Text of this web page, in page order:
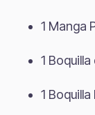
1 Manga
1 Boquilla
1 Boquilla